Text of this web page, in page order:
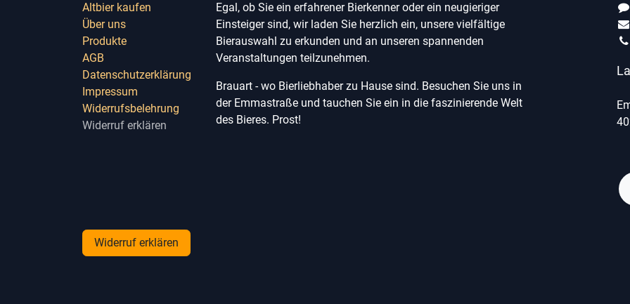
Altbier kaufen
Über uns
Produkte
AGB
Datenschutzerklärung
Impressum
Widerrufsbelehrung
Widerruf erklären
Widerruf erklären
Egal, ob Sie ein erfahrener Bierkenner oder ein neugieriger
Einsteiger sind, wir laden Sie herzlich ein, unsere vielfältige
Bierauswahl zu erkunden und an unseren spannenden
Veranstaltungen teilzunehmen.
Brauart - wo Bierliebhaber zu Hause sind. Besuchen Sie uns in
der Emmastraße und tauchen Sie ein in die faszinierende Welt
des Bieres. Prost!